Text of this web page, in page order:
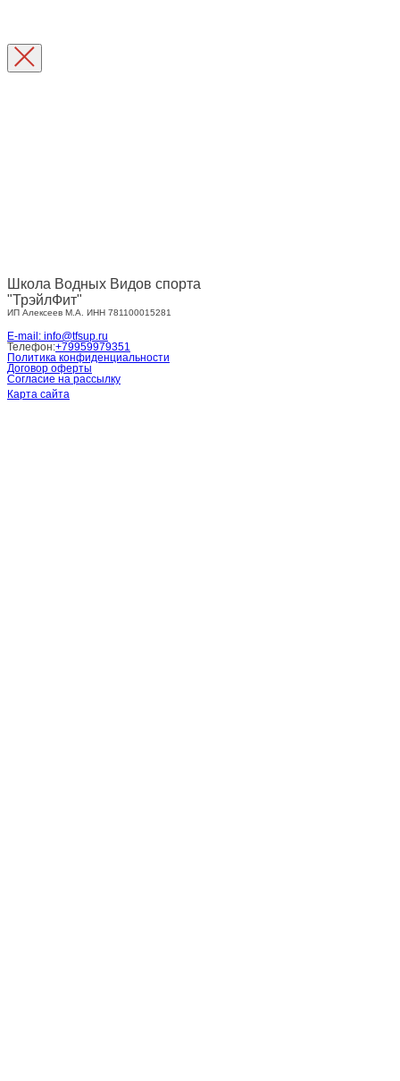
Школа Водных Видов спорта
"ТрэйлФит"
ИП Алексеев М.А. ИНН 781100015281
E-mail: info@tfsup.ru
Телефон:+79959979351
Политика конфиденциальности
Договор оферты
Согласие на рассылку
Карта сайта